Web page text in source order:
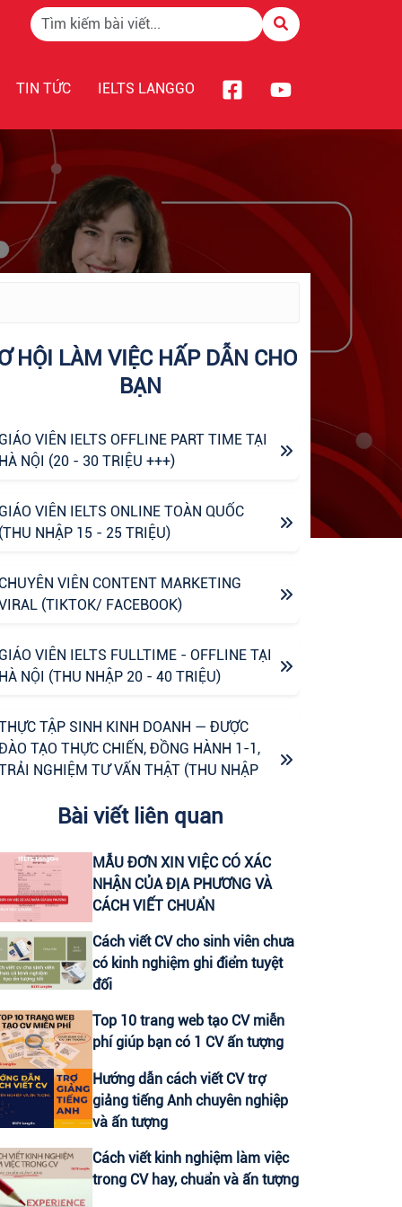
TIN TỨC IELTS LANGGO
HỘI LÀM VIỆC HẤP DẪN CHO
BẠN
GIÁO VIÊN IELTS OFFLINE PART TIME TẠI
HÀ NỘI (20 - 30 TRIỆU +++)
GIÁO VIÊN IELTS ONLINE TOÀN QUỐC
(THU NHẬP 15 - 25 TRIỆU)
CHUYÊN VIÊN CONTENT MARKETING
(TIKTOK/ FACEBOOK)
GIÁO VIÊN IELTS FULLTIME - OFFLINE TẠI
HÀ NỘI (THU NHẬP 20 - 40 TRIỆU)
TẬP SINH KINH DOANH — ĐƯỢC
TẠO THỰC CHIẾN, ĐỒNG HÀNH 1-1,
NGHIỆM TƯ VẤN THẬT (THU NHẬP
FACEBOOK)
CONTENT VIRAL TIKTOK
VIÊN TƯ VẤN GIÁO DỤC (THU
UPTO 30 TRIỆU)
SALE/ TRƯỞNG NHÓM KINH
DOANH/ TƯ VẤN TUYỂN SINH
CTV KIỂM TRA NĂNG LỰC TIẾNG ANH ĐẦU
CHO HỌC VIÊN
MẢNG TIẾNG ANH TRẺ EM
Bài viết liên quan
MẪU ĐƠN XIN VIỆC CÓ XÁC
NHẬN CỦA ĐỊA PHƯƠNG VÀ
CÁCH VIẾT CHUẨN
Cách viết CV cho sinh viên chưa
có kinh nghiệm ghi điểm tuyệt
đối
Top 10 trang web tạo CV miễn
phí giúp bạn có 1 CV ấn tượng
Hướng dẫn cách viết CV trợ
giảng tiếng Anh chuyên nghiệp
và ấn tượng
Cách viết kinh nghiệm làm việc
trong CV hay, chuẩn và ấn tượng